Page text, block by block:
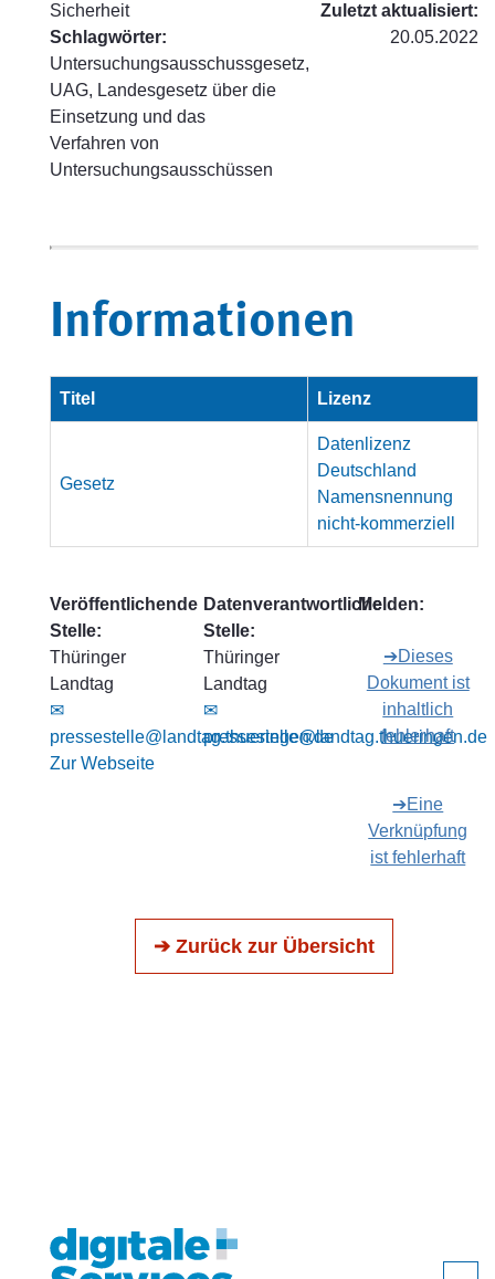
Sicherheit
Schlagwörter:
Untersuchungsausschussgesetz,
UAG, Landesgesetz über die
Einsetzung und das
Verfahren von
Untersuchungsausschüssen
Zuletzt aktualisiert:
20.05.2022
Informationen
Titel Lizenz
Gesetz
Datenlizenz
Deutschland
Namensnennung
nicht-kommerziell
Veröffentlichende
Stelle:
Thüringer
Landtag
✉
pressestelle@landtag.thueringen.de
Zur Webseite
Datenverantwortliche
Stelle:
Thüringer
Landtag
✉
pressestelle@landtag.thueringen.de
Melden:
➔Dieses
Dokument ist
inhaltlich
fehlerhaft
➔Eine
Verknüpfung
ist fehlerhaft
➔ Zurück zur Übersicht